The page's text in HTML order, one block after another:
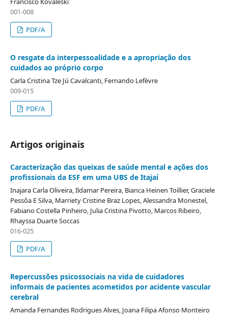
001-008
PDF/A
O resgate da interpessoalidade e a apropriação dos
cuidados ao próprio corpo
Carla Cristina Tze Jú Cavalcanti, Fernando Lefèvre
009-015
PDF/A
Artigos originais
Caracterização das queixas de saúde mental e ações dos
profissionais da ESF em uma UBS de Itajaí
Inajara Carla Oliveira, Ildamar Pereira, Bianca Heinen Toillier, Graciele
Pessôa E Silva, Marriety Cristine Braz Lopes, Alessandra Monestel,
Fabiano Costella Pinheiro, Julia Cristina Pivotto, Marcos Ribeiro,
Rhayssa Duarte Soccas
016-025
PDF/A
Repercussões psicossociais na vida de cuidadores
informais de pacientes acometidos por acidente vascular
cerebral
Amanda Fernandes Rodrigues Alves, Joana Filipa Afonso Monteiro